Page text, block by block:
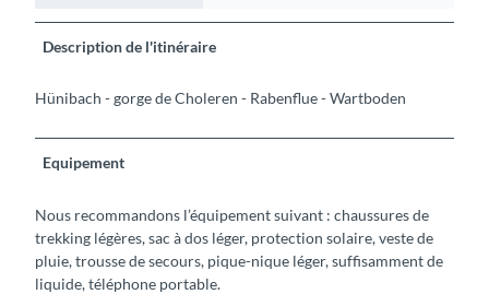
Description de l'itinéraire
Hünibach - gorge de Choleren - Rabenflue - Wartboden
Equipement
Nous recommandons l’équipement suivant : chaussures de
trekking légères, sac à dos léger, protection solaire, veste de
pluie, trousse de secours, pique-nique léger, suffisamment de
liquide, téléphone portable.